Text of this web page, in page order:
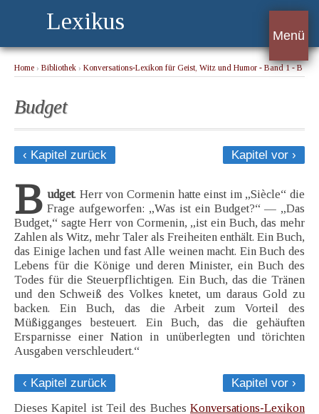
Lexikus
Menü
Home › Bibliothek › Konversations-Lexikon für Geist, Witz und Humor - Band 1 - B
Budget
‹ Kapitel zurück Kapitel vor ›
B udget. Herr von Cormenin hatte einst im „Siècle“ die
Frage aufgeworfen: „Was ist ein Budget?“ — „Das
Budget,“ sagte Herr von Cormenin, „ist ein Buch, das mehr
Zahlen als Witz, mehr Taler als Freiheiten enthält. Ein Buch,
das Einige lachen und fast Alle weinen macht. Ein Buch des
Lebens für die Könige und deren Minister, ein Buch des
Todes für die Steuerpflichtigen. Ein Buch, das die Tränen
und den Schweiß des Volkes knetet, um daraus Gold zu
backen. Ein Buch, das die Arbeit zum Vorteil des
Müßigganges besteuert. Ein Buch, das die gehäuften
Ersparnisse einer Nation in unüberlegten und törichten
Ausgaben verschleudert.“
‹ Kapitel zurück
Kapitel vor ›
Dieses Kapitel ist Teil des Buches Konversations-Lexikon